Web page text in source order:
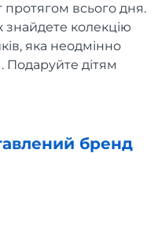
протягом всього дня.
знайдете колекцію
яка неодмінно
Подаруйте дітям
бренд